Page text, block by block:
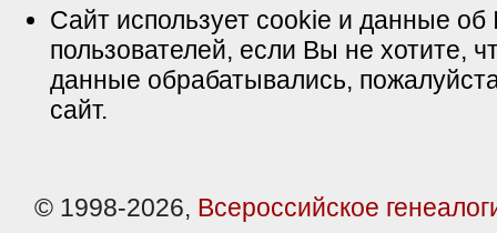
Сайт использует cookie и данные об
пользователей, если Вы не хотите,
данные обрабатывались,
сайт.
© 1998-2026, Всероссийское